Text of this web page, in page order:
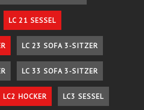
LC 21 SESSEL
LC 23 SOFA 3-SITZER
LC 33 SOFA 3-SITZER
LC2 HOCKER LC3 SESSEL